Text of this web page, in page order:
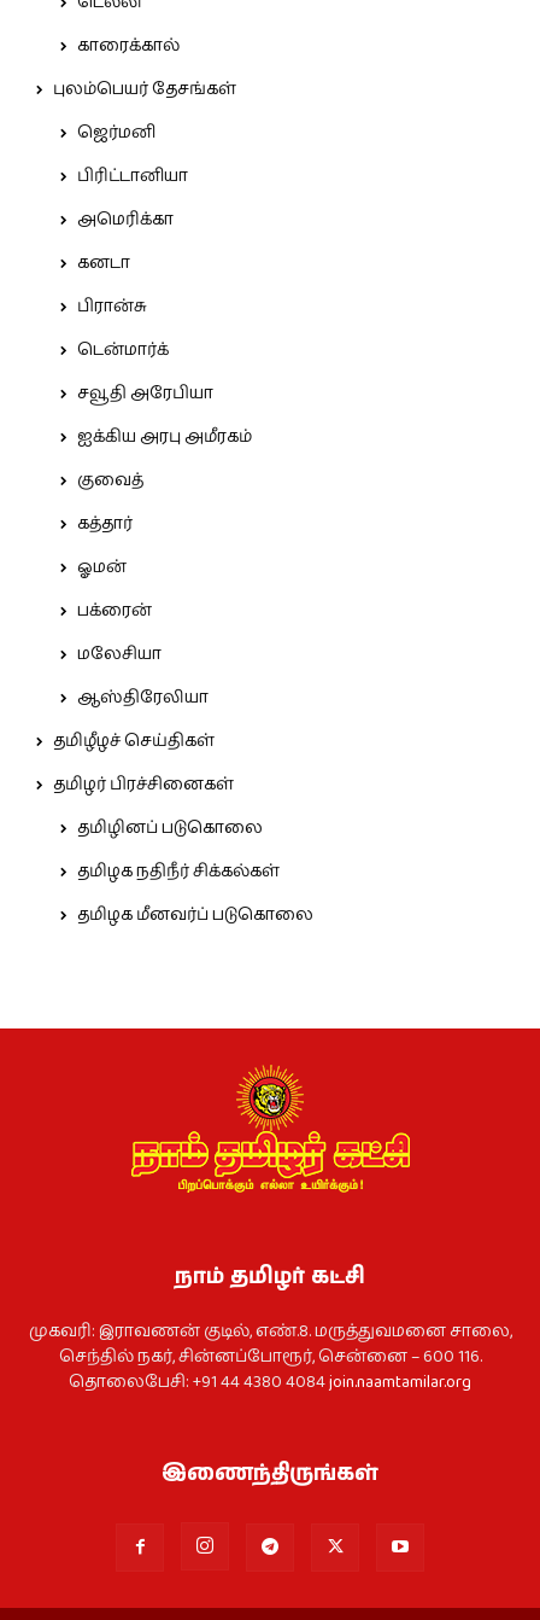
காரைக்கால்
புலம்பெயர் தேசங்கள்
ஜெர்மனி
பிரிட்டானியா
அமெரிக்கா
கனடா
பிரான்சு
டென்மார்க்
சவூதி அரேபியா
ஐக்கிய அரபு அமீரகம்
குவைத்
கத்தார்
ஓமன்
பக்ரைன்
மலேசியா
ஆஸ்திரேலியா
தமிழீழச் செய்திகள்
தமிழர் பிரச்சினைகள்
தமிழினப் படுகொலை
தமிழக நதிநீர் சிக்கல்கள்
தமிழக மீனவர்ப் படுகொலை
நாம் தமிழர் கட்சி
முகவரி: இராவணன் குடில், எண்.8. மருத்துவமனை சாலை,
செந்தில் நகர், சின்னப்போரூர், சென்னை – 600 116.
தொலைபேசி: +91 44 4380 4084join.naamtamilar.org
இணைந்திருங்கள்